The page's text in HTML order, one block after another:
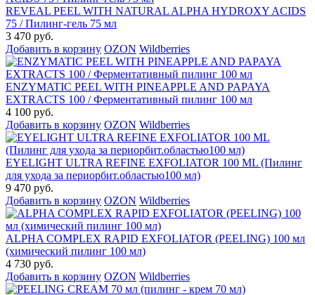
REVEAL PEEL WITH NATURAL ALPHA HYDROXY ACIDS
75 / Пилинг-гель 75 мл
3 470 руб.
Добавить в корзину OZON Wildberries
ENZYMATIC PEEL WITH PINEAPPLE AND PAPAYA
EXTRACTS 100 / Ферментативный пилинг 100 мл
4 100 руб.
Добавить в корзину OZON Wildberries
EYELIGHT ULTRA REFINE EXFOLIATOR 100 ML (Пилинг
для ухода за периорбит.областью100 мл)
9 470 руб.
Добавить в корзину OZON Wildberries
ALPHA COMPLEX RAPID EXFOLIATOR (PEELING) 100 мл
(химический пилинг 100 мл)
4 730 руб.
Добавить в корзину OZON Wildberries